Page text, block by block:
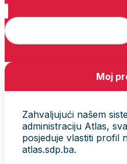
Moj
Zahvaljujući našem
administraciju Atlas,
posjeduje vlastiti profil
atlas.sdp.ba.